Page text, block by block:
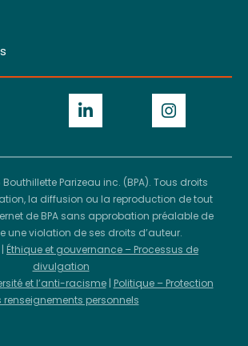
Parizeau inc. (BPA). Tous droits
la diffusion ou la reproduction de tout
de BPA sans approbation préalable de
une violation de ses droits d’auteur.
| Éthique et gouvernance – Processus de
divulgation
et l’anti-racisme| Politique – Protection
renseignements personnels